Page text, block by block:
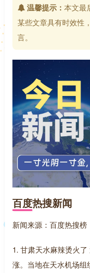
温馨提示： 本文最
某些文章具有时效性
言。
百度热搜新闻
新闻来源：百度热搜榜
1. 甘肃天水麻辣烫火
涨。当地在天水机场